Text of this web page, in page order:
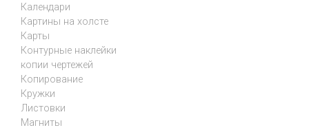
Календари
Картины на холсте
Карты
Контурные наклейки
копии чертежей
Копирование
Кружки
Листовки
Магниты